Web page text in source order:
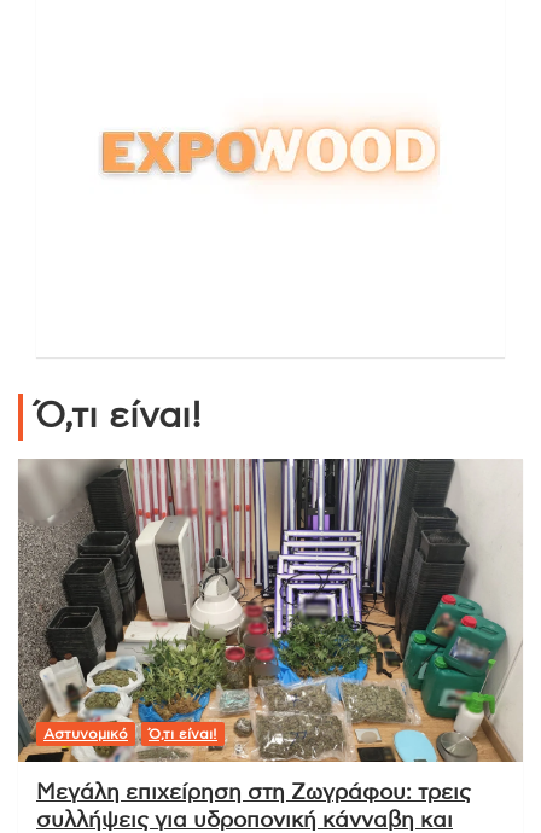
Ό,τι είναι!
Αστυνομικό Ό,τι είναι!
Μεγάλη επιχείρηση στη Ζωγράφου: τρεις
συλλήψεις για υδροπονική κάνναβη και